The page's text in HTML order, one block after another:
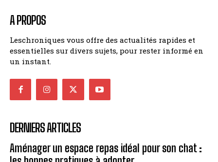
A PROPOS
Leschroniques vous offre des actualités rapides et
essentielles sur divers sujets, pour rester informé en
un instant.
DERNIERS ARTICLES
Aménager un espace repas idéal pour son chat :